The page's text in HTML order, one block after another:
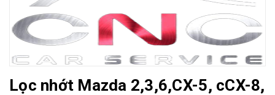
Lọc nhớt Mazda 2,3,6,CX-5, cCX-8,